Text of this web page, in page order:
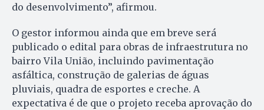
do desenvolvimento”, afirmou.
O gestor informou ainda que em breve será
publicado o edital para obras de infraestrutura no
bairro Vila União, incluindo pavimentação
asfáltica, construção de galerias de águas
pluviais, quadra de esportes e creche. A
expectativa é de que o projeto receba aprovação do